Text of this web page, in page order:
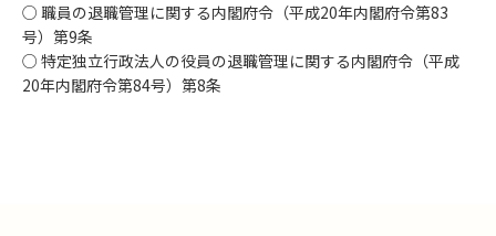
○ 職員の退職管理に関する内閣府令（平成20年内閣府令第83
号）第9条
○ 特定独立行政法人の役員の退職管理に関する内閣府令（平成
20年内閣府令第84号）第8条